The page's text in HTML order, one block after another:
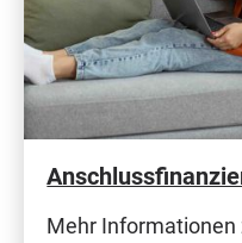
Mehr Informationen